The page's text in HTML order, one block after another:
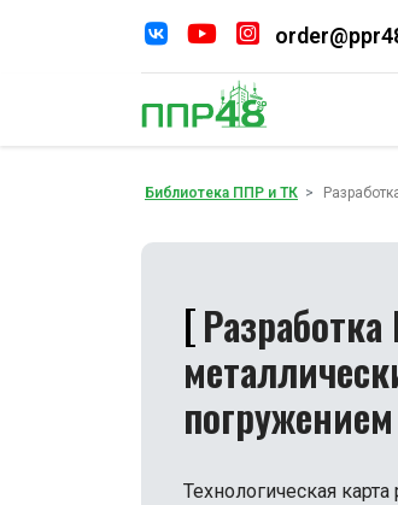
Библиотека ППР и ТК
Технологическая